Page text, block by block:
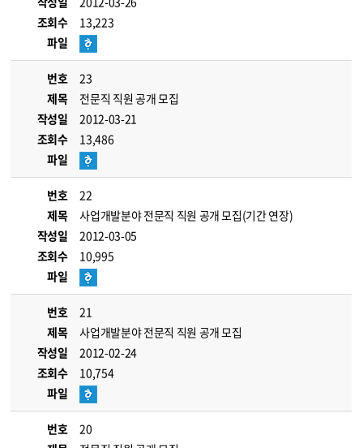
조회수
13,223
파일
번호
23
제목
전문직 직원 공개 모집
작성일
2012-03-21
조회수
13,486
파일
번호
22
제목
사업개발분야 전문직 직원 공개 모집(기간 연장)
작성일
2012-03-05
조회수
10,995
파일
번호
21
제목
사업개발분야 전문직 직원 공개 모집
작성일
2012-02-24
조회수
10,754
파일
번호
20